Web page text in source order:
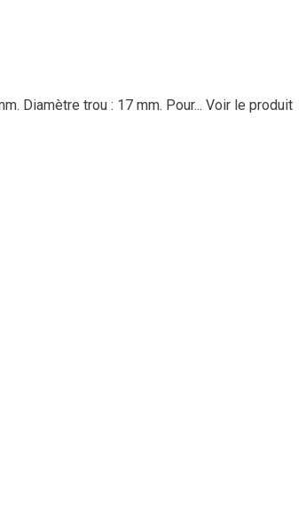
Diamètre trou : 17 mm. Pour... Voir le produit